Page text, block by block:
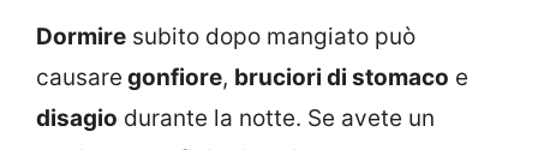
Dormire subito dopo mangiato può
causare gonfiore, bruciori di stomaco e
disagio durante la notte. Se avete un